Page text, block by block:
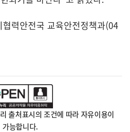
력안전국 교육안전정책과(04
출처표시의 조건에 따라 자유이용이
가능합니다.